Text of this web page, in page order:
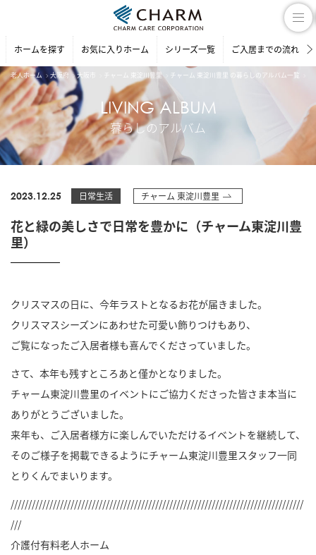
ホームを探す お気に入りホーム シリーズ一覧 ご入居までの流れ
老人ホーム 大阪府 大阪市 チャーム 東淀川豊里 チャーム 東淀川豊里 の暮らしのアルバム一覧
LIVING ALBUM
暮らしのアルバム
2023.12.25 日常生活 チャーム 東淀川豊里
花と緑の美しさで日常を豊かに（チャーム東淀川豊
里）
クリスマスの日に、今年ラストとなるお花が届きました。
クリスマスシーズンにあわせた可愛い飾りつけもあり、
ご覧になったご入居者様も喜んでくださっていました。
さて、本年も残すところあと僅かとなりました。
チャーム東淀川豊里のイベントにご協力くださった皆さま本当に
ありがとうございました。
来年も、ご入居者様方に楽しんでいただけるイベントを継続して、
そのご様子を掲載できるようにチャーム東淀川豊里スタッフ一同
とりくんでまいります。
///////////////////////////////////////////////////////////////////////////////////
///
介護付有料老人ホーム